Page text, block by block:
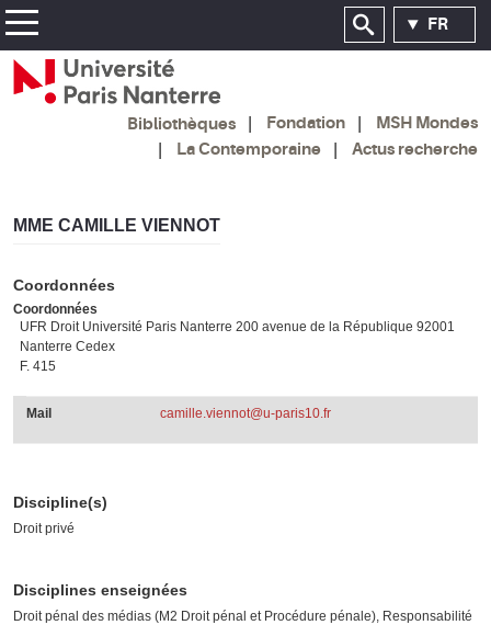
FR
Bibliothèques Fondation
MSH Mondes
La Contemporaine
Actus recherche
MME CAMILLE VIENNOT
Coordonnées
Coordonnées
UFR Droit Université Paris Nanterre 200 avenue de la République 92001
Nanterre Cedex
F. 415
Mail camille.viennot@u-paris10.fr
Discipline(s)
Droit privé
Disciplines enseignées
Droit pénal des médias (M2 Droit pénal et Procédure pénale), Responsabilité